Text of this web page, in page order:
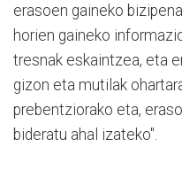
erasoen gaineko
horien gaineko
tresnak eskaintzea, eta
gizon eta mutilak
prebentziorako eta,
bideratu ahal izateko".